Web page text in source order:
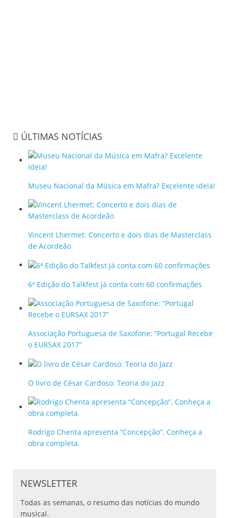
ÚLTIMAS NOTÍCIAS
Museu Nacional da Música em Mafra? Excelente ideia!
Vincent Lhermet: Concerto e dois dias de Masterclass
de Acordeão
6ª Edição do Talkfest já conta com 60 confirmações
Associação Portuguesa de Saxofone: “Portugal Recebe
o EURSAX 2017”
O livro de César Cardoso: Teoria do Jazz
Rodrigo Chenta apresenta “Concepção”. Conheça a
obra completa.
NEWSLETTER
Todas as semanas, o resumo das notícias do mundo
musical.